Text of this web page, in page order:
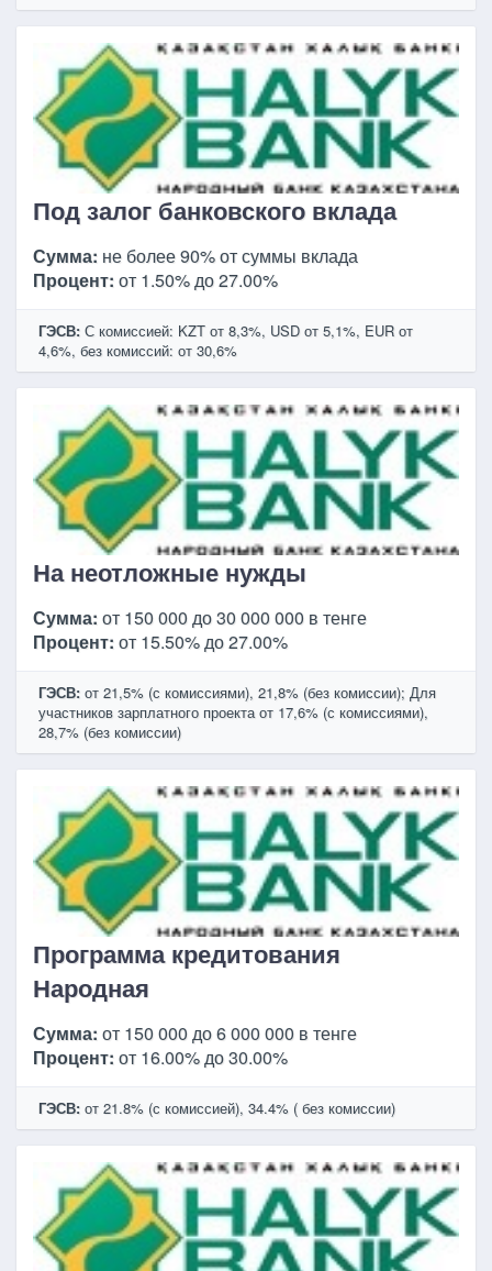
Под залог банковского вклада
Сумма: не более 90% от суммы вклада
Процент: от 1.50% до 27.00%
ГЭСВ: С комиссией: KZT от 8,3%, USD от 5,1%, EUR от
4,6%, без комиссий: от 30,6%
На неотложные нужды
Сумма: от 150 000 до 30 000 000 в тенге
Процент: от 15.50% до 27.00%
ГЭСВ: от 21,5% (с комиссиями), 21,8% (без комиссии); Для
участников зарплатного проекта от 17,6% (с комиссиями),
28,7% (без комиссии)
Программа кредитования
Народная
Сумма: от 150 000 до 6 000 000 в тенге
Процент: от 16.00% до 30.00%
ГЭСВ: от 21.8% (с комиссией), 34.4% ( без комиссии)